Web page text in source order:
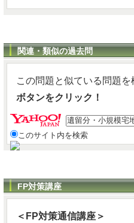
関連・類似の過去問
この問題と似ている問題を
ボタンをクリック！
このサイト内を検索
FP対策講座
＜FP対策通信講座＞